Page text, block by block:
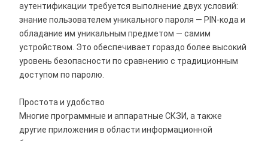
аутентификации требуется выполнение двух условий:
знание пользователем уникального пароля — PIN-кода и
обладание им уникальным предметом — самим
устройством. Это обеспечивает гораздо более высокий
уровень безопасности по сравнению с традиционным
доступом по паролю.
Простота и удобство
Многие программные и аппаратные СКЗИ, а также
другие приложения в области информационной